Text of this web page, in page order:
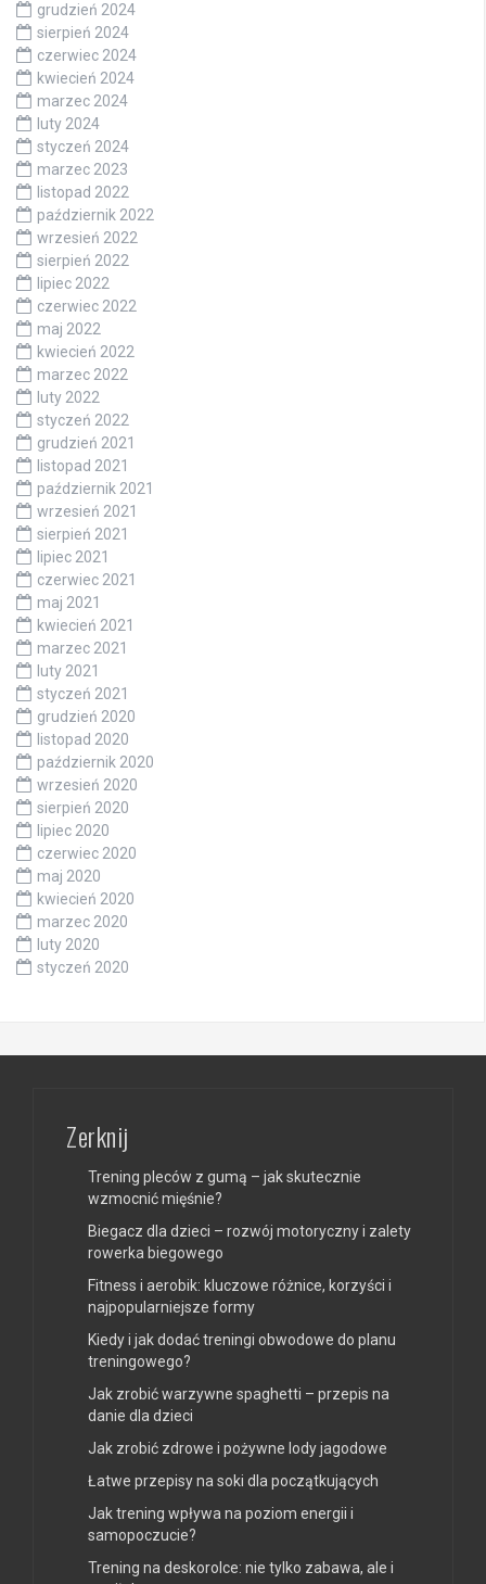
grudzień 2024
sierpień 2024
czerwiec 2024
kwiecień 2024
marzec 2024
luty 2024
styczeń 2024
marzec 2023
listopad 2022
październik 2022
wrzesień 2022
sierpień 2022
lipiec 2022
czerwiec 2022
maj 2022
kwiecień 2022
marzec 2022
luty 2022
styczeń 2022
grudzień 2021
listopad 2021
październik 2021
wrzesień 2021
sierpień 2021
lipiec 2021
czerwiec 2021
maj 2021
kwiecień 2021
marzec 2021
luty 2021
styczeń 2021
grudzień 2020
listopad 2020
październik 2020
wrzesień 2020
sierpień 2020
lipiec 2020
czerwiec 2020
maj 2020
kwiecień 2020
marzec 2020
luty 2020
styczeń 2020
Zerknij
Trening pleców z gumą – jak skutecznie
wzmocnić mięśnie?
Biegacz dla dzieci – rozwój motoryczny i zalety
rowerka biegowego
Fitness i aerobik: kluczowe różnice, korzyści i
najpopularniejsze formy
Kiedy i jak dodać treningi obwodowe do planu
treningowego?
Jak zrobić warzywne spaghetti – przepis na
danie dla dzieci
Jak zrobić zdrowe i pożywne lody jagodowe
Łatwe przepisy na soki dla początkujących
Jak trening wpływa na poziom energii i
samopoczucie?
Trening na deskorolce: nie tylko zabawa, ale i